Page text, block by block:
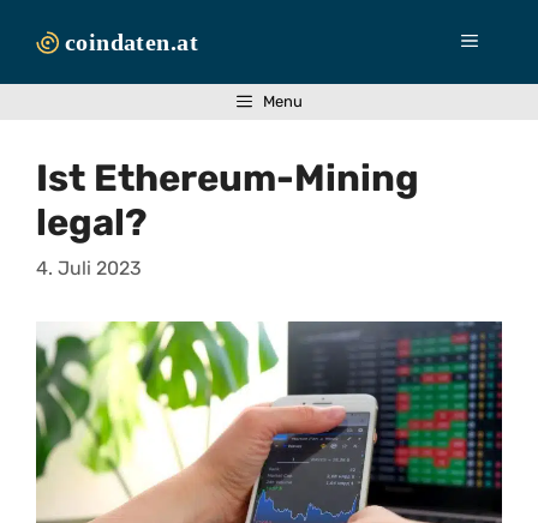
Inhalt
Menü
Menu
Ist Ethereum-Mining
legal?
4. Juli 2023